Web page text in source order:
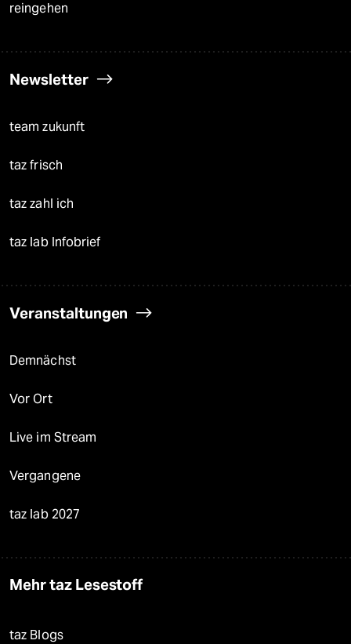
reingehen
Newsletter
team zukunft
taz frisch
taz zahl ich
taz lab Infobrief
Veranstaltungen
Demnächst
Vor Ort
Live im Stream
Vergangene
taz lab 2027
Mehr taz Lesestoff
taz Blogs